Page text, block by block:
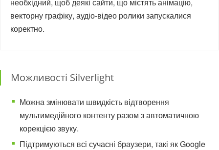
векторну графіку, аудіо-відео ролики запускалися
коректно.
Можливості Silverlight
Можна змінювати швидкість відтворення
мультимедійного контенту разом з автоматичною
корекцією звуку.
Підтримуються всі сучасні браузери, такі як Google